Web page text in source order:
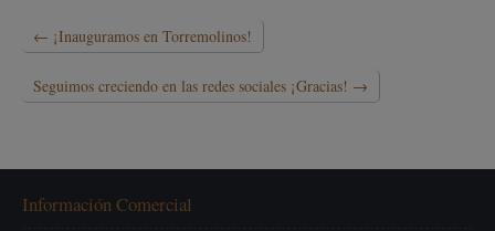
← ¡Inauguramos en Torremolinos!
Seguimos creciendo en las redes sociales ¡Gracias! →
Información Comercial